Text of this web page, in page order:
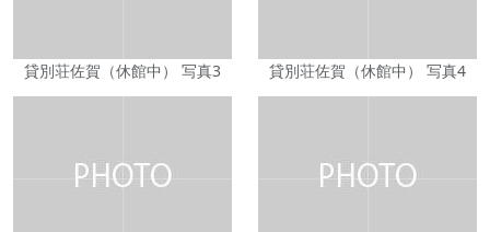
貸別荘佐賀（休館中） 写真3 貸別荘佐賀（休館中） 写真4